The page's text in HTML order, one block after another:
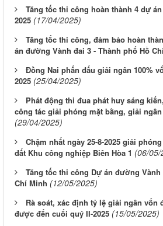
Tăng tốc thi công hoàn thành 4 dự
2025 (17/04/2025)
Tăng tốc thi công, đảm bảo hoàn
án đường Vành đai 3 - Thành phố Hồ
Đồng Nai phấn đấu giải ngân 100%
2025 (25/04/2025)
Phát động thi đua phát huy sáng
công tác giải phóng mặt bằng, giải
(29/04/2025)
Chậm nhất ngày 25-8-2025 giải
đất Khu công nghiệp Biên Hòa 1 (06/05/
Tăng tốc thi công Dự án đường
Chí Minh (12/05/2025)
Rà soát, xác định tỷ lệ giải ngân vốn
được đến cuối quý II-2025 (15/05/2025)